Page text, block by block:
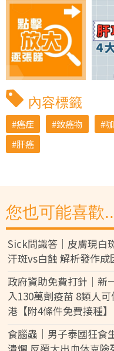
內容標籤
癌症 致癌物
肝癌
您也可能喜歡
Sick問識答｜皮膚現白
汗斑vs白蝕 解析發作成
政府資助免費打針｜新
入130萬劑疫苗 8類人
港【附4條件免費接種】
食腦蟲｜男子泰國狂食